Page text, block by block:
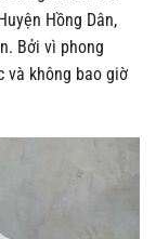
Hồng Dân,
Bởi vì phong
và không bao giờ